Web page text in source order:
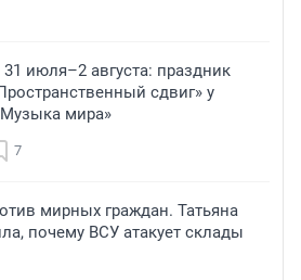
июля–2 августа: праздник
сдвиг» у
мира»
7
мирных граждан. Татьяна
почему ВСУ атакует склады